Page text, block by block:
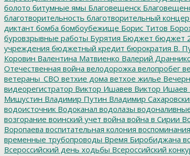
болото битумные ямы Благовещенск
благотворительность благотворительный
диктант бомба бомбоубежище Борис Титов
буровзрывные работы Бурятия Бюджет бюджет
учреждения бюджетный кредит бюрократия В.
Коровин Валентина Матвиенко Валерий
Отечественная война велодорожка велопробег
ветераны_СВО ветхие дома ветхое жилье
видеорегистратор Виктор Ишавев Виктор Ишаев
Мишустин Владимир Путин Владимир
водоисточник Водоканал водолазы
возгорание воинский учет война война в Сирии
Воропаева воспитательная колония воспоминания
временные трубопроводы Время Биробиджана
Всероссийский день ходьбы Всероссийский